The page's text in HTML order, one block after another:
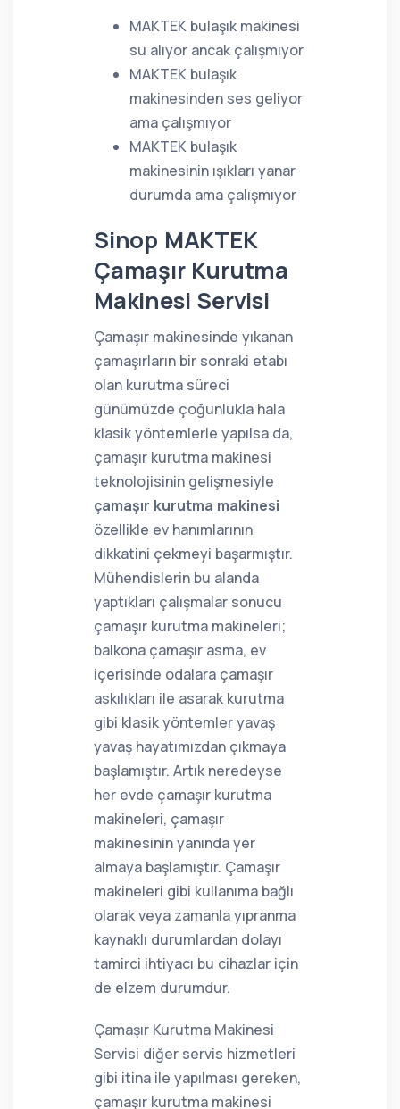
MAKTEK bulaşık makinesi
su alıyor ancak çalışmıyor
MAKTEK bulaşık
makinesinden ses geliyor
ama çalışmıyor
MAKTEK bulaşık
makinesinin ışıkları yanar
durumda ama çalışmıyor
Sinop MAKTEK
Çamaşır Kurutma
Makinesi Servisi
Çamaşır makinesinde yıkanan
çamaşırların bir sonraki etabı
olan kurutma süreci
günümüzde çoğunlukla hala
klasik yöntemlerle yapılsa da,
çamaşır kurutma makinesi
teknolojisinin gelişmesiyle
çamaşır kurutma makinesi
özellikle ev hanımlarının
dikkatini çekmeyi başarmıştır.
Mühendislerin bu alanda
yaptıkları çalışmalar sonucu
çamaşır kurutma makineleri;
balkona çamaşır asma, ev
içerisinde odalara çamaşır
askılıkları ile asarak kurutma
gibi klasik yöntemler yavaş
yavaş hayatımızdan çıkmaya
başlamıştır. Artık neredeyse
her evde çamaşır kurutma
makineleri, çamaşır
makinesinin yanında yer
almaya başlamıştır. Çamaşır
makineleri gibi kullanıma bağlı
olarak veya zamanla yıpranma
kaynaklı durumlardan dolayı
tamirci ihtiyacı bu cihazlar için
de elzem durumdur.
Çamaşır Kurutma Makinesi
Servisi diğer servis hizmetleri
gibi itina ile yapılması gereken,
çamaşır kurutma makinesi